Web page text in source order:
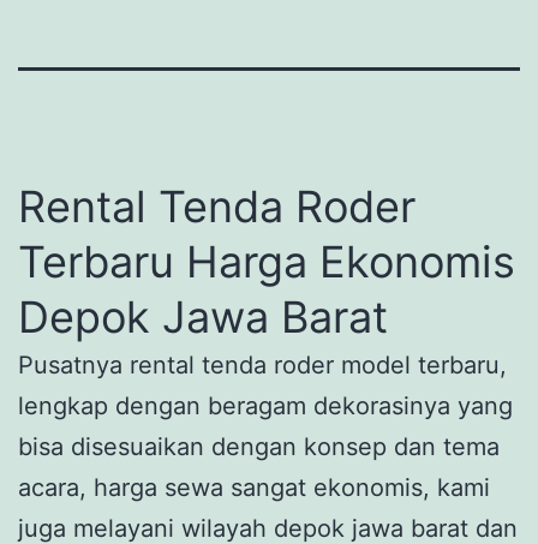
Rental Tenda Roder
Terbaru Harga Ekonomis
Depok Jawa Barat
Pusatnya rental tenda roder model terbaru,
lengkap dengan beragam dekorasinya yang
bisa disesuaikan dengan konsep dan tema
acara, harga sewa sangat ekonomis, kami
juga melayani wilayah depok jawa barat dan